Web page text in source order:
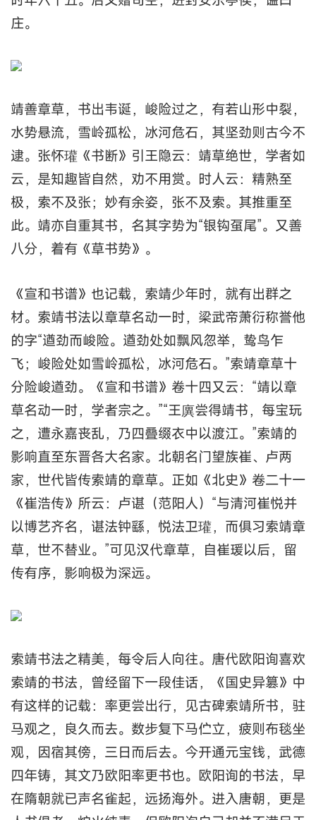
庄。
靖善章草，书出韦诞，峻险过之，有若山形中裂，
水势悬流，雪岭孤松，冰河危石，其坚劲则古今不
逮。张怀瓘《书断》引王隐云：靖草绝世，学者如
云，是知趣皆自然，劝不用赏。时人云：精熟至
极，索不及张；妙有余姿，张不及索。其推重至
此。靖亦自重其书，名其字势为“银钩虿尾”。又善
八分，着有《草书势》。
《宣和书谱》也记载，索靖少年时，就有出群之
材。索靖书法以章草名动一时，梁武帝萧衍称誉他
的字“遒劲而峻险。遒劲处如飘风忽举，鸷鸟乍
飞；峻险处如雪岭孤松，冰河危石。”索靖章草十
分险峻遒劲。《宣和书谱》卷十四又云：“靖以章
草名动一时，学者宗之。”“王廙尝得靖书，每宝玩
之，遭永嘉丧乱，乃四叠缀衣中以渡江。”索靖的
影响直至东晋各大名家。北朝名门望族崔、卢两
家，世代皆传索靖的章草。正如《北史》卷二十一
《崔浩传》所云：卢谌（范阳人）“与清河崔悦并
以博艺齐名，谌法钟繇，悦法卫瓘，而俱习索靖章
草，世不替业。”可见汉代章草，自崔瑗以后，留
传有序，影响极为深远。
索靖书法之精美，每令后人向往。唐代欧阳询喜欢
索靖的书法，曾经留下一段佳话，《国史异篡》中
有这样的记载：率更尝出行，见古碑索靖所书，驻
马观之，良久而去。数步复下马伫立，疲则布毯坐
观，因宿其傍，三日而后去。今开通元宝钱，武德
四年铸，其文乃欧阳率更书也。欧阳询的书法，早
在隋朝就已声名雀起，远扬海外。进入唐朝，更是